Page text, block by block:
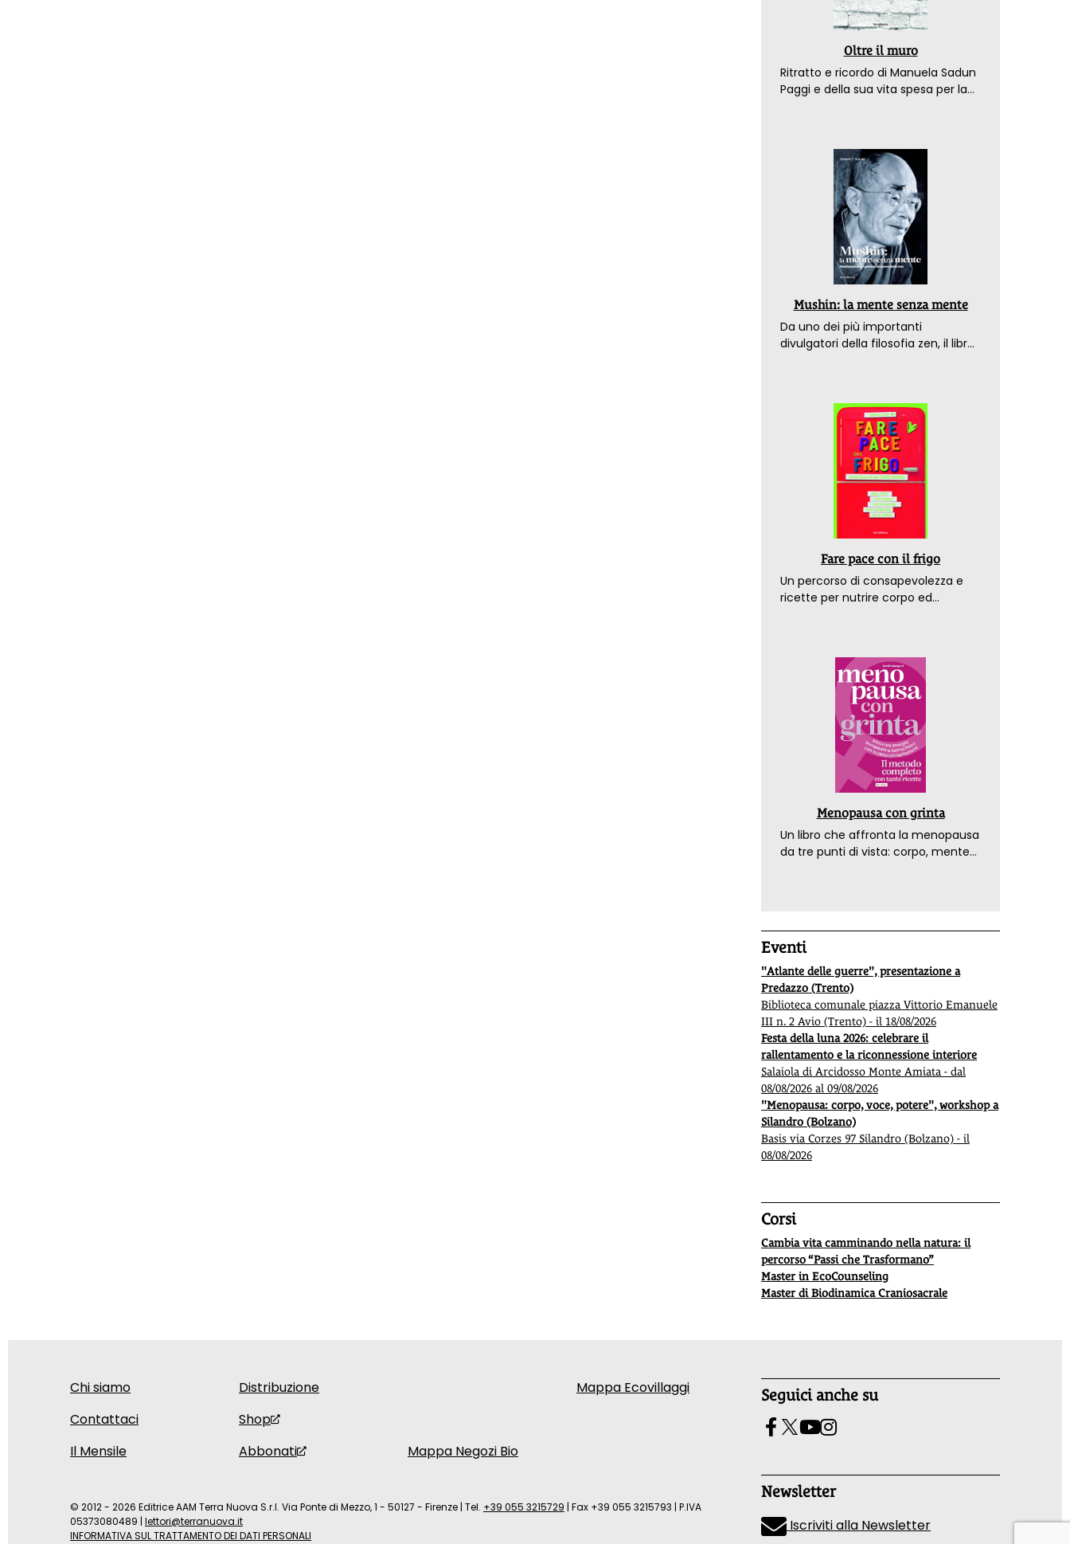
Oltre il muro
Ritratto e ricordo di Manuela Sadun
Paggi e della sua vita spesa per la
Mushin: la mente senza mente
Da uno dei più importanti
divulgatori della filosofia zen, il libro
Fare pace con il frigo
Un percorso di consapevolezza e
ricette per nutrire corpo ed
Menopausa con grinta
Un libro che affronta la menopausa
da tre punti di vista: corpo, mente
Eventi
"Atlante delle guerre", presentazione a
Predazzo (Trento)
Biblioteca comunale piazza Vittorio Emanuele
III n. 2 Avio (Trento) - il 18/08/2026
Festa della luna 2026: celebrare il
rallentamento e la riconnessione interiore
Salaiola di Arcidosso Monte Amiata - dal
08/08/2026 al 09/08/2026
"Menopausa: corpo, voce, potere", workshop a
Silandro (Bolzano)
Basis via Corzes 97 Silandro (Bolzano) - il
08/08/2026
Corsi
Cambia vita camminando nella natura: il
percorso “Passi che Trasformano”
Master in EcoCounseling
Master di Biodinamica Craniosacrale
Chi siamo
Contattaci
Il Mensile
Distribuzione
Shop
Abbonati
Mappa Negozi Bio
Mappa Ecovillaggi Seguici anche su
Newsletter
Iscriviti alla Newsletter
© 2012 - 2026 Editrice AAM Terra Nuova S.r.l. Via Ponte di Mezzo, 1 - 50127 - Firenze | Tel. +39 055 3215729 | Fax +39 055 3215793 | P.IVA
05373080489 | lettori@terranuova.it
INFORMATIVA SUL TRATTAMENTO DEI DATI PERSONALI